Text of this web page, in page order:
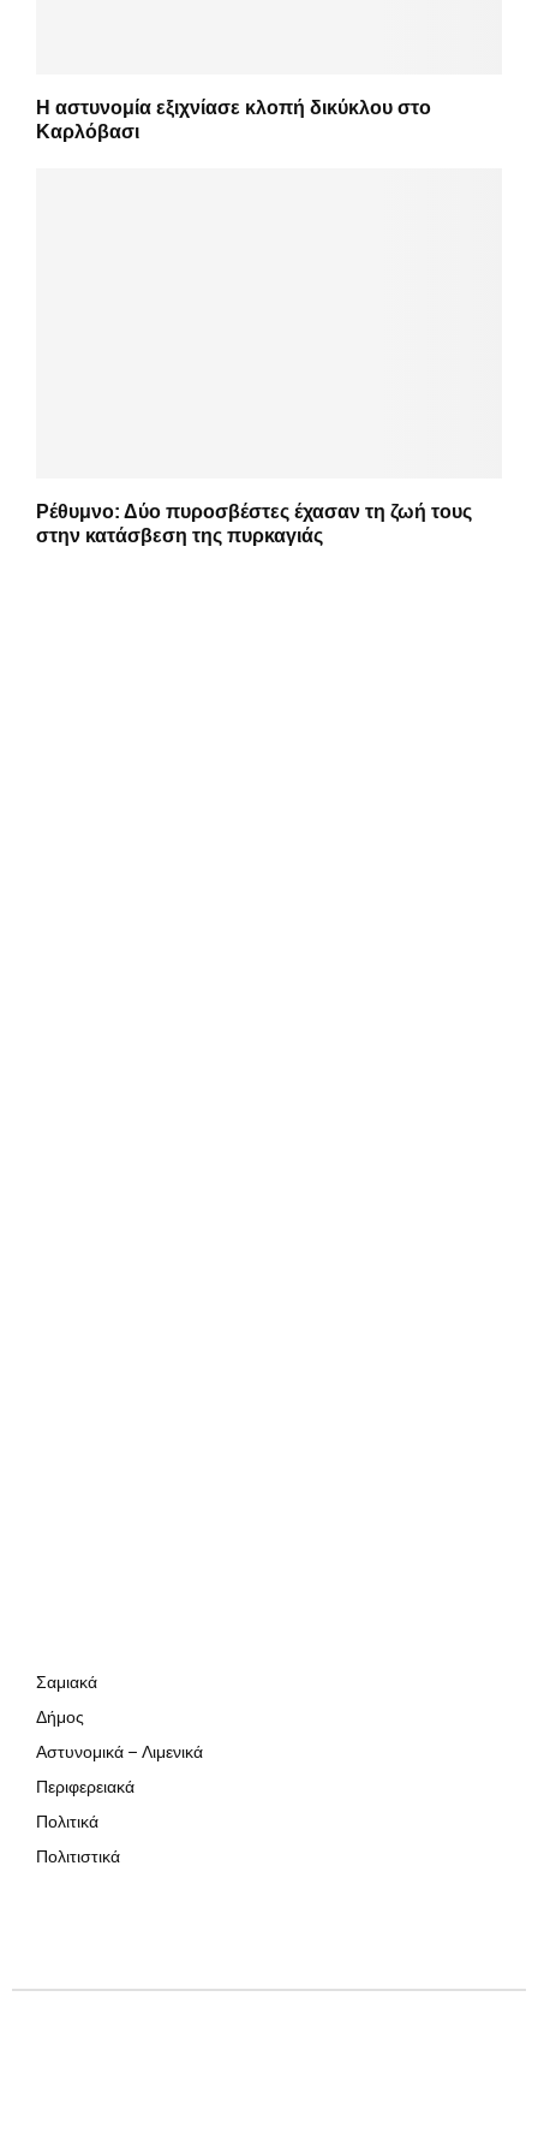
Η αστυνομία εξιχνίασε κλοπή δικύκλου στο
Καρλόβασι
Ρέθυμνο: Δύο πυροσβέστες έχασαν τη ζωή τους
στην κατάσβεση της πυρκαγιάς
Σαμιακά
Δήμος
Αστυνομικά – Λιμενικά
Περιφερειακά
Πολιτικά
Πολιτιστικά